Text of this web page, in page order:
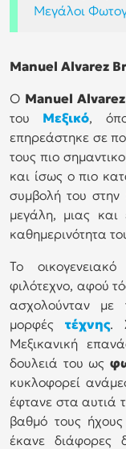
Μεγάλοι
Manuel Alvarez
Ο Manuel
του Μεξικό,
επηρεάστηκε σε
τους πιο
και ίσως ο πιο
συμβολή του στην
μεγάλη, μιας και
καθημερινότητα
Το
φιλότεχνο, αφού
ασχολούνταν με
μορφές τέχνης.
Μεξικανική
δουλειά του ως
κυκλοφορεί
έφτανε στα αυτιά
βαθμό τους
έκανε διάφορες